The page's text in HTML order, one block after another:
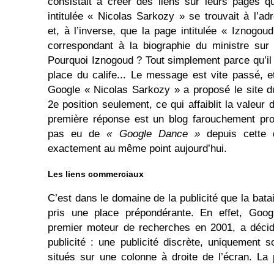
intitulée « Nicolas Sarkozy » se trouvait à
et, à l’inverse, que la page intitulée «
correspondant à la biographie du ministre
Pourquoi Iznogoud ? Tout simplement parce
place du calife... Le message est vite passé,
Google « Nicolas Sarkozy » a proposé le site
2e position seulement, ce qui affaiblit la valeur
première réponse est un blog farouchement
pas eu de« Google Dance »depuis cette
exactement au même point aujourd’hui.
Les liens commerciaux
C’est dans le domaine de la publicité que la
pris une place prépondérante. En effet,
premier moteur de recherches en 2001, a
publicité : une publicité discrète, uniquement
situés sur une colonne à droite de l’écran.